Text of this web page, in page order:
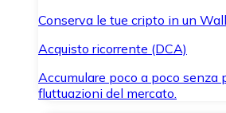
Conserva le tue cripto in un
Acquisto ricorrente (DCA)
Accumulare poco a poco senza
fluttuazioni del mercato.